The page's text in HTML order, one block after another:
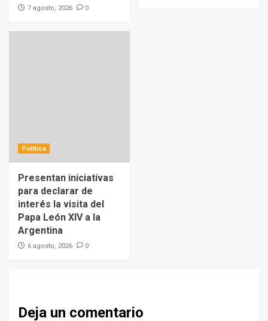
7 agosto, 2026 0
Política
Presentan iniciativas
para declarar de
interés la visita del
Papa León XIV a la
Argentina
6 agosto, 2026 0
Deja un comentario